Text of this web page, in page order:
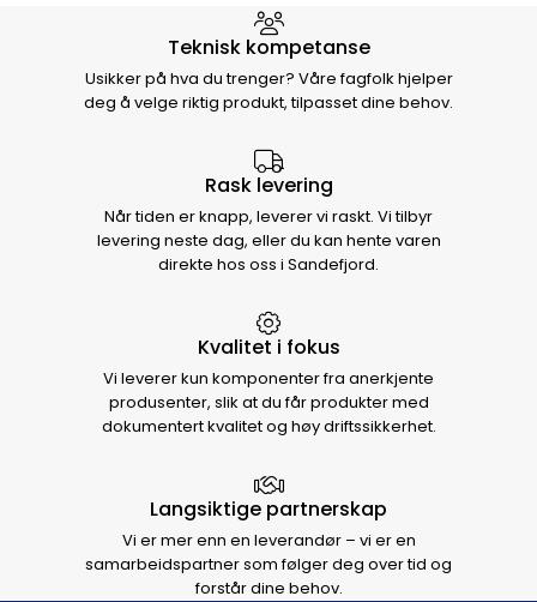
Hvorfor velge Storm Halvorsen
Teknisk kompetanse
Usikker på hva du trenger? Våre fagfolk hjelper
deg å velge riktig produkt, tilpasset dine behov.
Rask levering
Når tiden er knapp, leverer vi raskt. Vi tilbyr
levering neste dag, eller du kan hente varen
direkte hos oss i Sandefjord.
Kvalitet i fokus
Vi leverer kun komponenter fra anerkjente
produsenter, slik at du får produkter med
dokumentert kvalitet og høy driftssikkerhet.
Langsiktige partnerskap
Vi er mer enn en leverandør – vi er en
samarbeidspartner som følger deg over tid og
forstår dine behov.